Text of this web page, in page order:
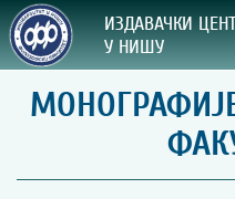
ИЗДАВАЧКИ
У НИШУ
СВА
ВРСТА